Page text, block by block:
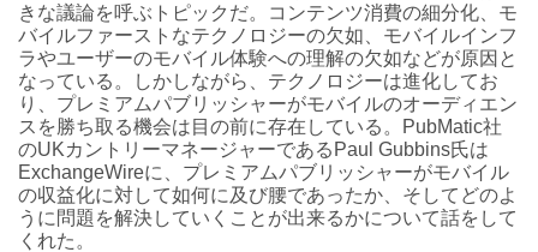
きな議論を呼ぶトピックだ。コンテンツ消費の細分化、モ
バイルファーストなテクノロジーの欠如、モバイルインフ
ラやユーザーのモバイル体験への理解の欠如などが原因と
なっている。しかしながら、テクノロジーは進化してお
り、プレミアムパブリッシャーがモバイルのオーディエン
スを勝ち取る機会は目の前に存在している。PubMatic社
のUKカントリーマネージャーであるPaul Gubbins氏は
ExchangeWireに、プレミアムパブリッシャーがモバイル
の収益化に対して如何に及び腰であったか、そしてどのよ
うに問題を解決していくことが出来るかについて話をして
くれた。